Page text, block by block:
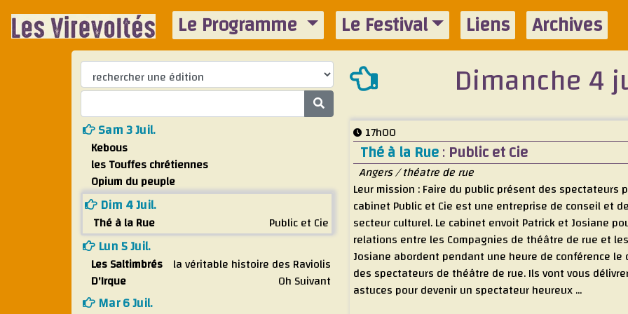
Le Programme Le Festival Liens Archives
Sam 3 Juil.
Kebous
les Touffes chrétiennes
Opium du peuple
Dim 4 Juil.
Thé à la Rue Public et Cie
Lun 5 Juil.
Les Saltimbrés la véritable histoire des Raviolis
D'Irque
Oh Suivant
Mar 6 Juil.
Dimanche 4
17h00
Thé à la Rue:Public et Cie
Angers / théatre de rue
Leur mission : Faire du public présent des spectateurs
cabinet Public et Cie est une entreprise de conseil et
secteur culturel. Le cabinet envoit Patrick et Josiane
relations entre les Compagnies de théâtre de rue et
Josiane abordent pendant une heure de conférence
des spectateurs de théâtre de rue. Ils vont vous
astuces pour devenir un spectateur heureux ...